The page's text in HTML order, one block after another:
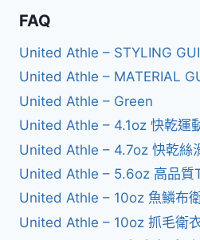
FAQ
United Athle – STYLING
United Athle – MATERIAL
United Athle – Green
United Athle – 4.1oz 快乾運
United Athle – 4.7oz 快乾絲
United Athle – 5.6oz 高品質
United Athle – 10oz 魚鱗布
United Athle – 10oz 抓毛衛